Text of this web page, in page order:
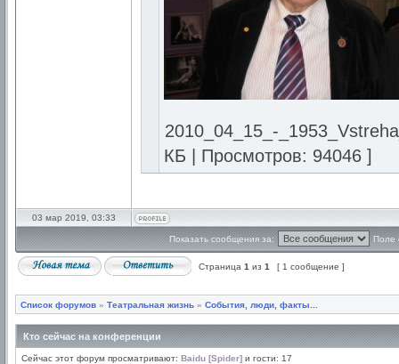
2010_04_15_-
КБ | Просмотров: 94046 ]
03 мар 2019, 03:33
Показать сообщения за: Поле
Страница 1 из 1 [ 1 сообщение ]
Список форумов » Театральная жизнь » События, люди, факты...
Кто сейчас на конференции
Сейчас этот форум просматривают: Baidu [Spider] и гости: 17